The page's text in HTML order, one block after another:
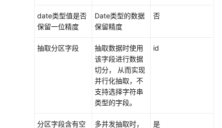
date类型值是否
保留一位精度
Date类型的数据
保留精度
否
抽取分区字段
抽取数据时使用
该字段进行数据
切分， 从而实现
并行化抽取，不
支持选择字符串
类型的字段。
id
分区字段含有空 多并发抽取时， 是